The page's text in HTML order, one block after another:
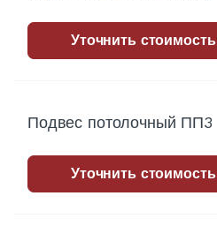
Уточнить стоимость
Подвес потолочный ПП3
Уточнить стоимость